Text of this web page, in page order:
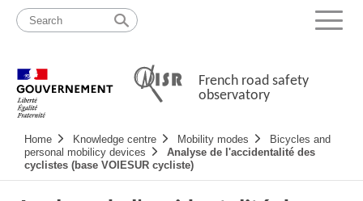
content
map
Menu
French road safety
observatory
Navigation
principale
Home Knowledge centre Mobility modes
Bicycles and
personal mobilicy devices
Analyse de l'accidentalité des
cyclistes (base VOIESUR cycliste)